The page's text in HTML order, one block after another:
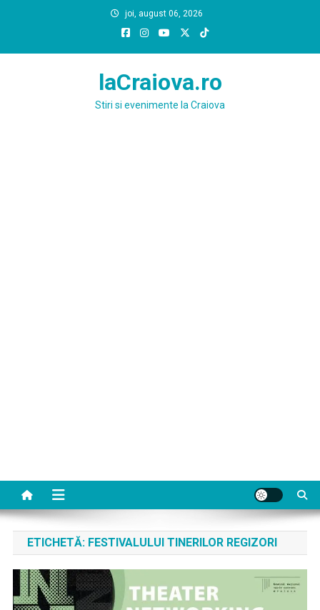
joi, august 06, 2026
laCraiova.ro
Stiri si evenimente la Craiova
ETICHETĂ: FESTIVALULUI TINERILOR REGIZORI